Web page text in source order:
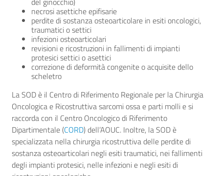
necrosi asettiche epifisarie
perdite di sostanza osteoarticolare in esiti oncologici,
traumatici o settici
infezioni osteoarticolari
revisioni e ricostruzioni in fallimenti di impianti
protesici settici o asettici
correzione di deformità congenite o acquisite dello
scheletro
La SOD è il Centro di Riferimento Regionale per la Chirurgia
Oncologica e Ricostruttiva sarcomi ossa e parti molli e si
raccorda con il Centro Oncologico di Riferimento
Dipartimentale (CORD) dell’AOUC. Inoltre, la SOD è
specializzata nella chirurgia ricostruttiva delle perdite di
sostanza osteoarticolari negli esiti traumatici, nei fallimenti
degli impianti protesici, nelle infezioni e negli esiti di